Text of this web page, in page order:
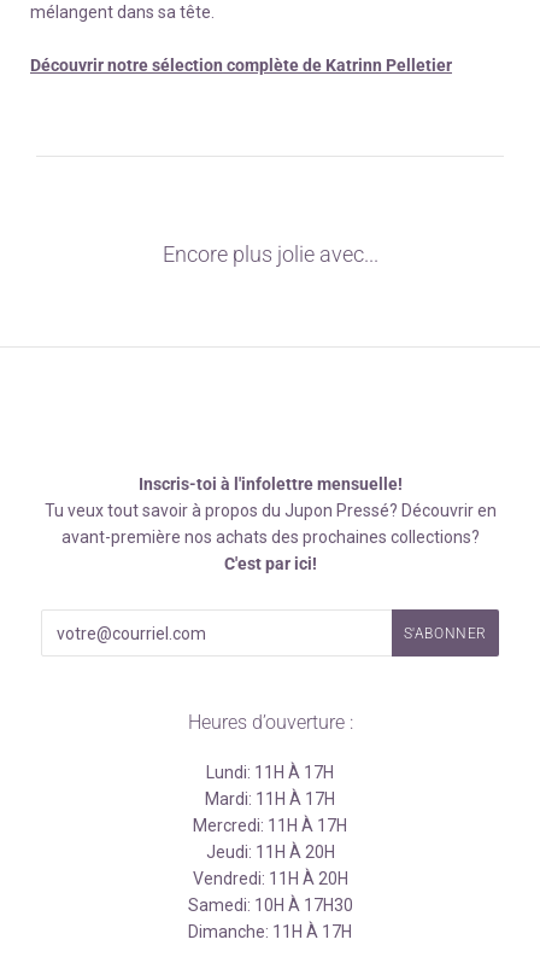
mélangent dans sa tête.
Découvrir notre sélection complète de Katrinn Pelletier
Encore plus jolie avec...
Inscris-toi à l'infolettre mensuelle!
Tu veux tout savoir à propos du Jupon Pressé? Découvrir en
avant-première nos achats des prochaines collections?
C'est par ici!
Heures d’ouverture :
Lundi: 11H À 17H
Mardi: 11H À 17H
Mercredi: 11H À 17H
Jeudi: 11H À 20H
Vendredi: 11H À 20H
Samedi: 10H À 17H30
Dimanche: 11H À 17H